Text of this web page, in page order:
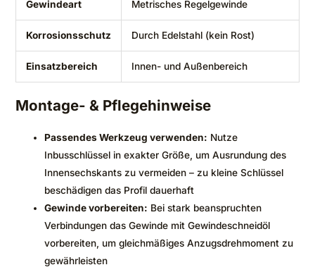
Gewindeart Metrisches Regelgewinde
Korrosionsschutz Durch Edelstahl (kein Rost)
Einsatzbereich Innen- und Außenbereich
Montage- & Pflegehinweise
Passendes Werkzeug verwenden: Nutze
Inbusschlüssel in exakter Größe, um Ausrundung des
Innensechskants zu vermeiden – zu kleine Schlüssel
beschädigen das Profil dauerhaft
Gewinde vorbereiten: Bei stark beanspruchten
Verbindungen das Gewinde mit Gewindeschneidöl
vorbereiten, um gleichmäßiges Anzugsdrehmoment zu
gewährleisten